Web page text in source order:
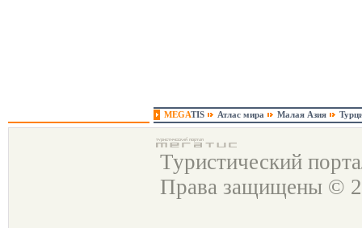
MEGATIS Атлас мира Малая Азия
Туристический
Права защищены ©